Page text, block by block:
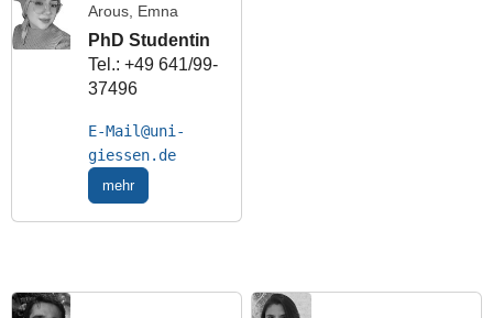
Arous, Emna
PhD Studentin
Tel.: +49 641/99-
37496
E-Mail
mehr